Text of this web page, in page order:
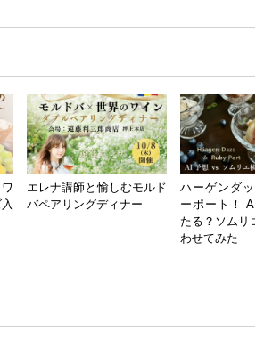
エレナ講師と愉しむモルド
バペアリングディナー
ハーゲンダッ
ーポート！ AI
たる？ソムリ
わせてみた